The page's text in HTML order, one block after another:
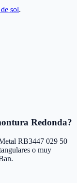
sol.
Redonda?
RB3447 029 50
o muy